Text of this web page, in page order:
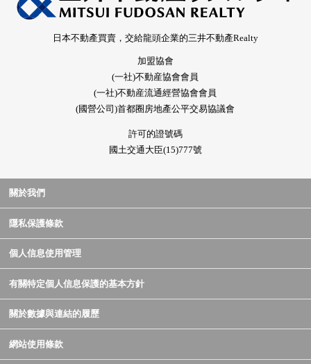
日本不動產買賣，交給龍頭企業的三井不動產Realty
加盟協會
(一社)不動産協會會員
(一社)不動産流通經營協會會員
(國營公司)首都圈房地產公平交易協議會
許可的證號碼
國土交通大臣(15)777號
關於我們
隱私保護條款
個人信息使用管理
有關特定個人信息保護的基本方針
關於數據與連結的履歷
網站使用條款